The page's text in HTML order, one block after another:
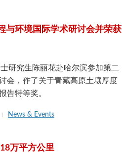
与环境国际学术研讨会并荣获
研究生陈丽花赴哈尔滨参加第二
会，作了关于青藏高原土壤厚度
告特等奖。
News & Events
万平方公里